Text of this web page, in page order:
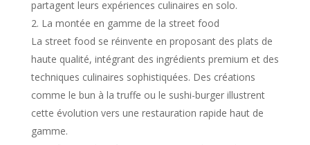
partagent leurs expériences culinaires en solo.
La montée en gamme de la street food
La street food se réinvente en proposant des plats de
haute qualité, intégrant des ingrédients premium et des
techniques culinaires sophistiquées. Des créations
comme le bun à la truffe ou le sushi-burger illustrent
cette évolution vers une restauration rapide haut de
gamme.